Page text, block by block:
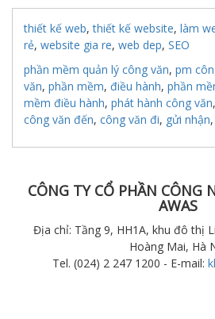
thiết kế web,thiết kế website, làm
rẻ, website gia re, web dep, SEO
phần mềm quản lý công văn, pm
văn, phần mềm, điều hành, phần
mềm điều hành, phát hành công văn,
công văn đến, công văn đi, gửi nhận,
CÔNG TY CỔ PHẦN CÔNG
AWAS
Địa chỉ: Tầng 9, HH1A, khu đô thị
Hoàng Mai, Hà
Tel. (024) 2 247 1200 - E-mail: